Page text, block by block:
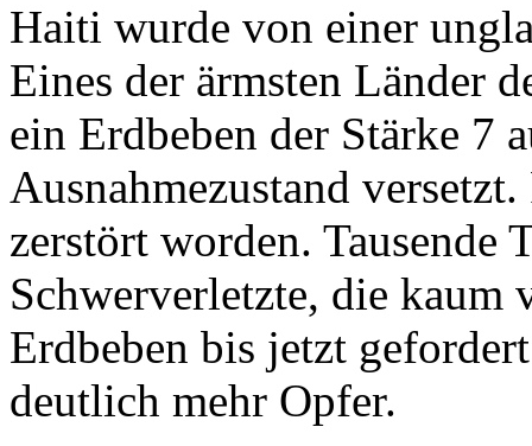
Haiti wurde von einer
Eines der ärmsten Länder
ein Erdbeben der Stärke 7
Ausnahmezustand
zerstört worden. Tausende
Schwerverletzte, die kaum
Erdbeben bis jetzt
deutlich mehr Opfer.